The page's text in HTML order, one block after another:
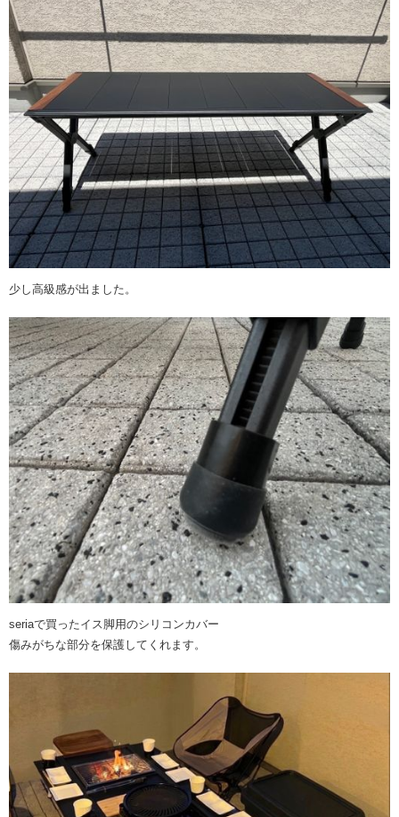
少し高級感が出ました。
seriaで買ったイス脚用のシリコンカバー
傷みがちな部分を保護してくれます。